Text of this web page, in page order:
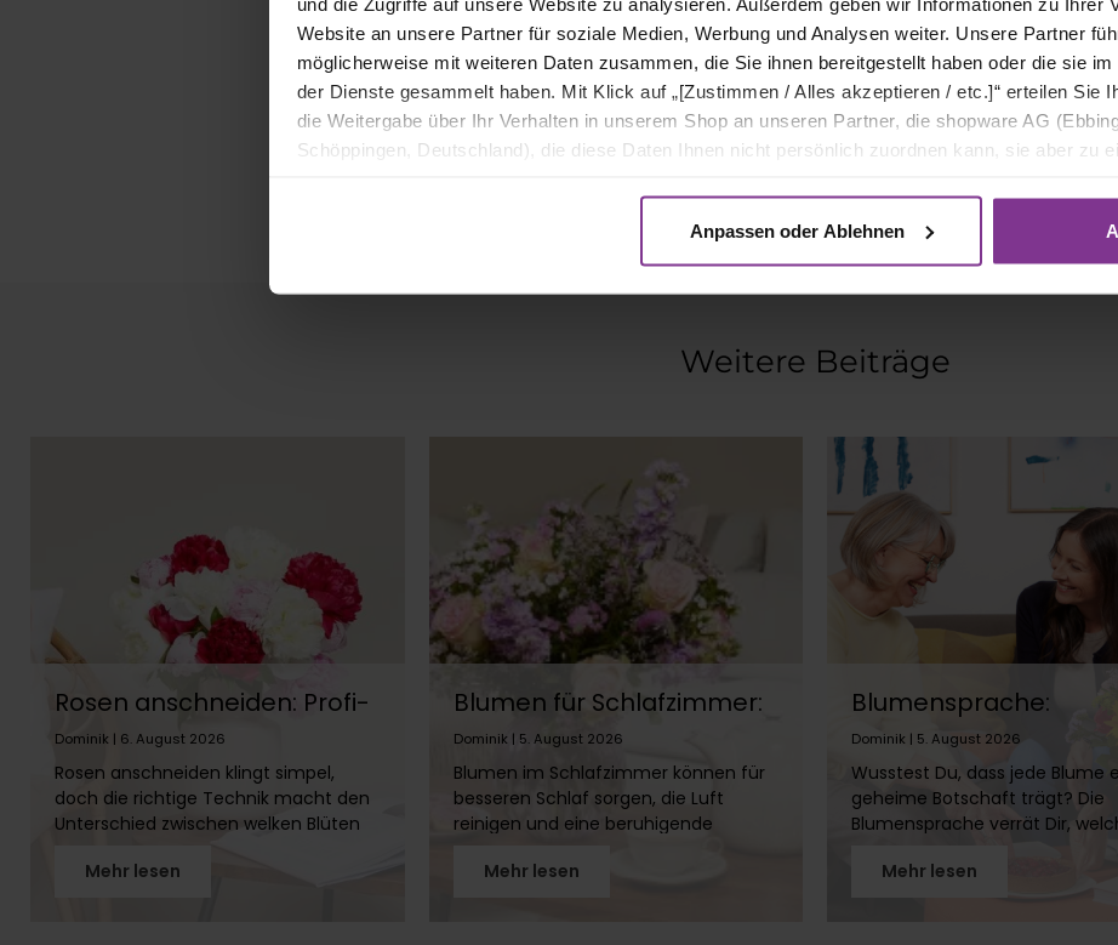
und die Zugriffe auf unsere Website zu analysieren. Außerdem geben wir Informationen zu Ihrer
Website an unsere Partner für soziale Medien, Werbung und Analysen weiter. Unsere Partner
möglicherweise mit weiteren Daten zusammen, die Sie ihnen bereitgestellt haben oder die sie
der Dienste gesammelt haben. Mit Klick auf „[Zustimmen / Alles akzeptieren / etc.]“ erteilen Sie
die Weitergabe über Ihr Verhalten in unserem Shop an unseren Partner, die shopware AG
Schöppingen, Deutschland), die diese Daten Ihnen nicht persönlich zuordnen kann, sie aber zu
Anpassen oder Ablehnen
Kommentarfunktion für diesen Artikel deaktiviert.
Pflegetipps Blumen zum Muttertag
Weitere Beiträge
Rosen anschneiden: Profi-
Tipps für lange Frische
Dominik | 6. August 2026
Rosen anschneiden klingt simpel,
doch die richtige Technik macht den
Unterschied zwischen welken Blüten
Rosen über zwei Wochen. In diesem
Mehr lesen
Blumen für Schlafzimmer:
Welche eignen sich &
welche nicht?
Dominik | 5. August 2026
Blumen im Schlafzimmer können für
besseren Schlaf sorgen, die Luft
reinigen und eine beruhigende
jede Blume gehört ins Schlafzimmer!
Mehr lesen
Blumensprache:
Bedeutung von Rosen,
Tulpen & Co.
Dominik | 5. August 2026
Wusstest Du, dass jede Blume
geheime Botschaft trägt? Die
Blumensprache verrät Dir,
Lilien stecken. Entdecke die
Mehr lesen